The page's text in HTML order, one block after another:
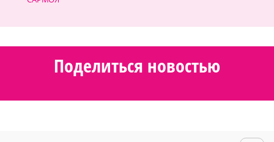
Поделиться новостью